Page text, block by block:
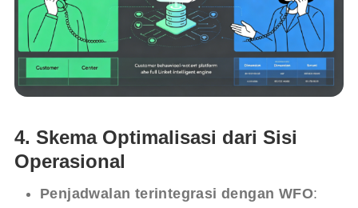
4. Skema Optimalisasi dari Sisi
Operasional
Penjadwalan terintegrasi dengan WFO: